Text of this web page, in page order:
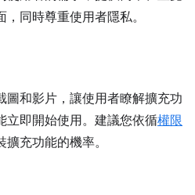
同時尊重使用者隱私。
圖和影片，讓使用者瞭解擴充功
立即開始使用。建議您依循權限
擴充功能的機率。